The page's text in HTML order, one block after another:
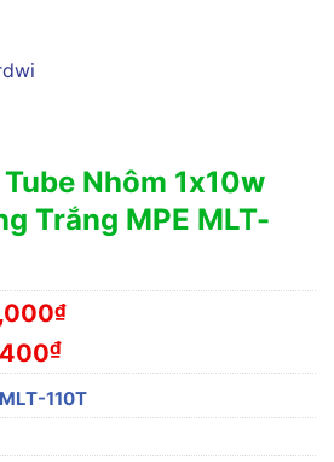
Nhôm 1x10w
Trắng MPE MLT-
₫
₫
MLT-110T